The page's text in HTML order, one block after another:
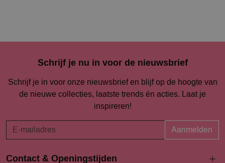
Schrijf je nu in voor de nieuwsbrief
Schrijf je in voor onze nieuwsbrief en blijf op de hoogte van
de nieuwe collecties, laatste trends én acties. Laat je
inspireren!
Aanmelden
Contact & Openingstijden